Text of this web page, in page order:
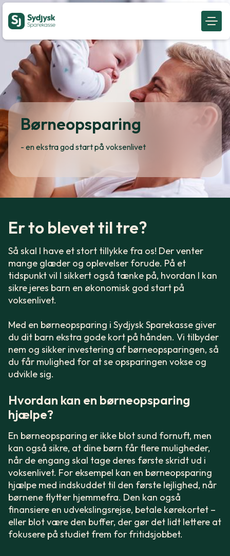
Børneopsparing
- en ekstra god start på voksenlivet
Er to blevet til tre?
Så skal I have et stort tillykke fra os! Der venter
mange glæder og oplevelser forude. På et
tidspunkt vil I sikkert også tænke på, hvordan I kan
sikre jeres barn en økonomisk god start på
voksenlivet.
Med en børneopsparing i Sydjysk Sparekasse giver
du dit barn ekstra gode kort på hånden. Vi tilbyder
nem og sikker investering af børneopsparingen, så
du får mulighed for at se opsparingen vokse og
udvikle sig.
Hvordan kan en børneopsparing
hjælpe?
En børneopsparing er ikke blot sund fornuft, men
kan også sikre, at dine børn får flere muligheder,
når de engang skal tage deres første skridt ud i
voksenlivet. For eksempel kan en børneopsparing
hjælpe med indskuddet til den første lejlighed, når
børnene flytter hjemmefra. Den kan også
finansiere en udvekslingsrejse, betale kørekortet –
eller blot være den buffer, der gør det lidt lettere at
fokusere på studiet frem for fritidsjobbet.